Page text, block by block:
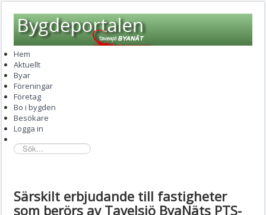
Hem
Aktuellt
Byar
Föreningar
Företag
Bo i bygden
Besökare
Logga in
sök...
Särskilt erbjudande till fastigheter
som berörs av Tavelsjö ByaNäts PTS-